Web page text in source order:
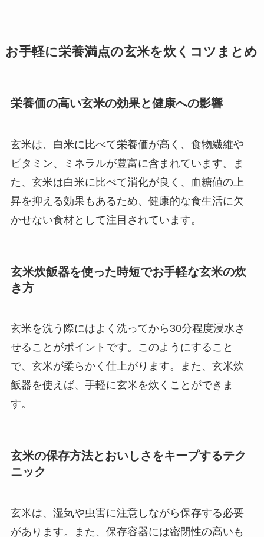
お手軽に栄養満点の玄米を炊くコツまとめ
栄養価の高い玄米の効果と健康への影響
玄米は、白米に比べて栄養価が高く、食物繊維や
ビタミン、ミネラルが豊富に含まれています。ま
た、玄米は白米に比べて消化が良く、血糖値の上
昇を抑える効果もあるため、健康的な食生活に欠
かせない食材として注目されています。
玄米炊飯器を使った時短でお手軽な玄米の炊
き方
玄米を洗う際にはよく洗ってから30分程度浸水さ
せることがポイントです。このようにすること
で、玄米が柔らかく仕上がります。また、玄米炊
飯器を使えば、手軽に玄米を炊くことができま
す。
玄米の保存方法とおいしさをキープするテク
ニック
玄米は、湿気や虫害に注意しながら保存する必要
があります。また、保存容器には密閉性の高いも